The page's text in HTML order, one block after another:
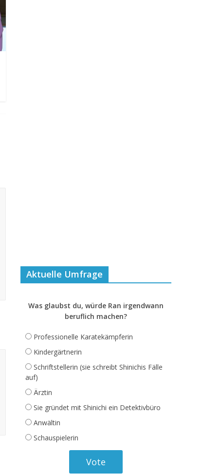
Aktuelle Umfrage
Was glaubst du, würde Ran irgendwann
beruflich machen?
Professionelle Karatekämpferin
Kindergärtnerin
Schriftstellerin (sie schreibt Shinichis Fälle
auf)
Ärztin
Sie gründet mit Shinichi ein Detektivbüro
Anwältin
Schauspielerin